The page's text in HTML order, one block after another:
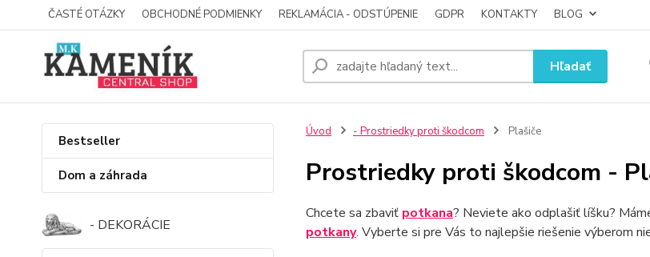
ČASTÉ OTÁZKY OBCHODNÉ PODMIENKY REKLAMÁCIA - ODSTÚPENIE GDPR KONTAKTY BLOG
Hľadať
Bestseller
Dom a záhrada
- DEKORÁCIE
Úvod - Prostriedky proti škodcom Plašiče
Prostriedky proti škodcom -
Chcete sa zbaviť potkana? Neviete ako odplašiť líšku?
potkany. Vyberte si pre Vás to najlepšie riešenie výberom